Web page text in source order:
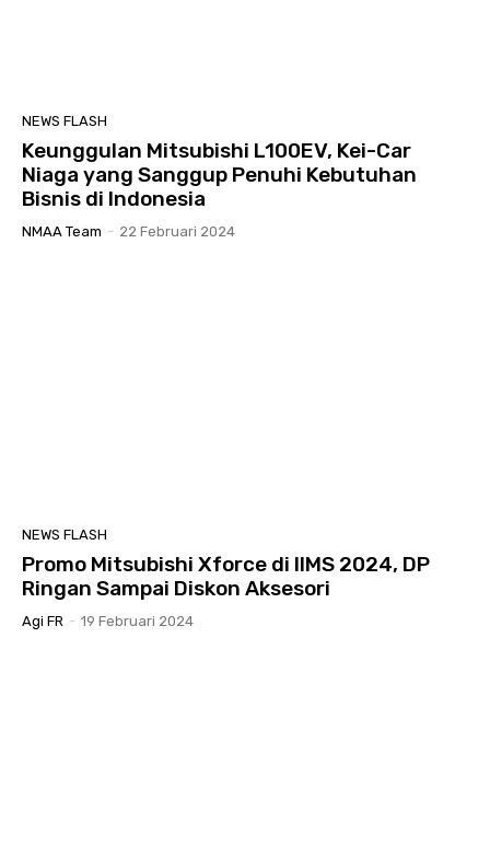
NEWS FLASH
Keunggulan Mitsubishi L100EV, Kei-Car
Niaga yang Sanggup Penuhi Kebutuhan
Bisnis di Indonesia
NMAA Team - 22 Februari 2024
NEWS FLASH
Promo Mitsubishi Xforce di IIMS 2024, DP
Ringan Sampai Diskon Aksesori
Agi FR - 19 Februari 2024